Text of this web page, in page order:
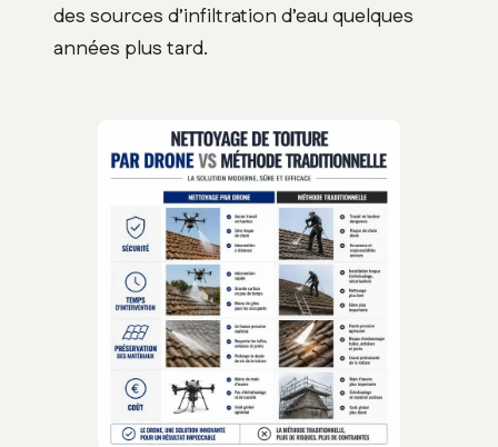
des sources d’infiltration d’eau quelques
années plus tard.